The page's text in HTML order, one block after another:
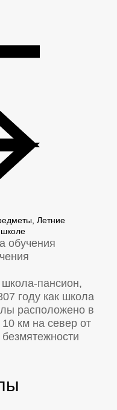
Летние
школе
обучения
пансион,
году как школа
расположено в
км на север от